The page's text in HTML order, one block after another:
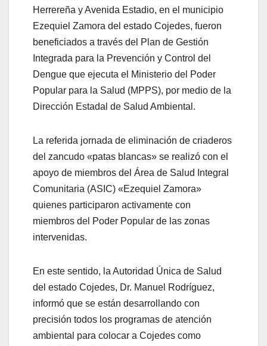
Herrereña y Avenida Estadio, en el municipio
Ezequiel Zamora del estado Cojedes, fueron
beneficiados a través del Plan de Gestión
Integrada para la Prevención y Control del
Dengue que ejecuta el Ministerio del Poder
Popular para la Salud (MPPS), por medio de la
Dirección Estadal de Salud Ambiental.
La referida jornada de eliminación de criaderos
del zancudo «patas blancas» se realizó con el
apoyo de miembros del Área de Salud Integral
Comunitaria (ASIC) «Ezequiel Zamora»
quienes participaron activamente con
miembros del Poder Popular de las zonas
intervenidas.
En este sentido, la Autoridad Única de Salud
del estado Cojedes, Dr. Manuel Rodríguez,
informó que se están desarrollando con
precisión todos los programas de atención
ambiental para colocar a Cojedes como